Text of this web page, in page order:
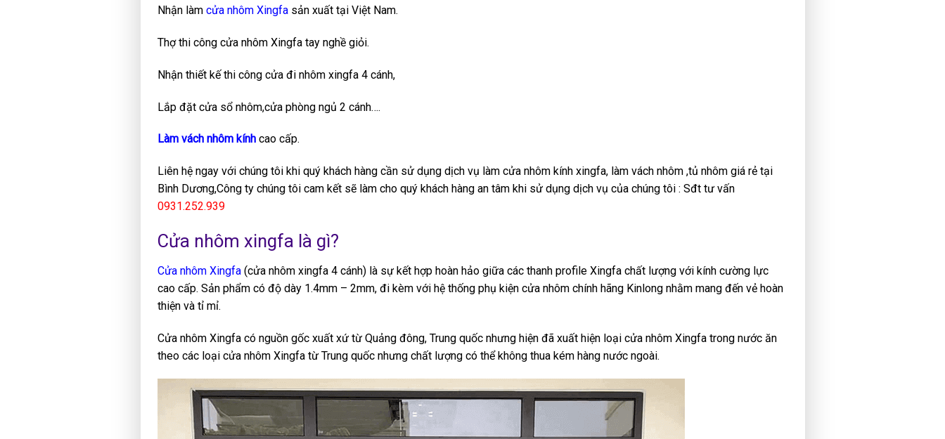
Nhận làm cửa nhôm Xingfasản xuất tại Việt Nam.
Thợ thi công cửa nhôm Xingfa tay nghề giỏi.
Nhận thiết kế thi công cửa đi nhôm xingfa 4 cánh,
Lắp đặt cửa sổ nhôm,cửa phòng ngủ 2 cánh….
Làm vách nhôm kínhcao cấp.
Liên hệ ngay với chúng tôi khi quý khách hàng cần sử dụng dịch vụ làm cửa nhôm kính xingfa, làm vách nhôm ,tủ nhôm giá rẻ tại
Bình Dương,Công ty chúng tôi cam kết sẽ làm cho quý khách hàng an tâm khi sử dụng dịch vụ của chúng tôi : Sđt tư vấn
0931.252.939
Cửa nhôm xingfa là gì?
Cửa nhôm Xingfa(cửa nhôm xingfa 4 cánh) là sự kết hợp hoàn hảo giữa các thanh profile Xingfa chất lượng với kính cường lực
cao cấp. Sản phẩm có độ dày 1.4mm – 2mm, đi kèm với hệ thống phụ kiện cửa nhôm chính hãng Kinlong nhằm mang đến vẻ hoàn
thiện và tỉ mỉ.
Cửa nhôm Xingfa có nguồn gốc xuất xứ từ Quảng đông, Trung quốc nhưng hiện đã xuất hiện loại cửa nhôm Xingfa trong nước ăn
theo các loại cửa nhôm Xingfa từ Trung quốc nhưng chất lượng có thể không thua kém hàng nước ngoài.